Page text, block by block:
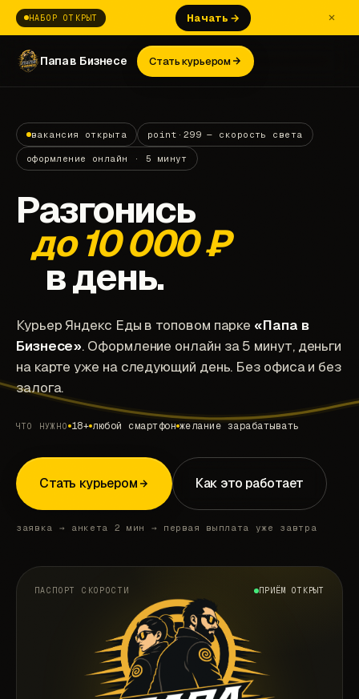
НАБОР ОТКРЫТ Начать →
Папа в Бизнесе Стать курьером
вакансия открыта point·299 — скорость света
оформление онлайн · 5 минут
Разгонись
до 10 000 ₽
в день.
Курьер Яндекс Еды в топовом парке «Папа в
Бизнесе». Оформление онлайн за 5 минут, деньги
на карте уже на следующий день. Без офиса и без
залога.
ЧТО НУЖНО 18+ любой смартфон желание зарабатывать
Стать курьером Как это работает
заявка → анкета 2 мин → первая выплата уже завтра
ПАСПОРТ СКОРОСТИ ПРИЁМ ОТКРЫТ